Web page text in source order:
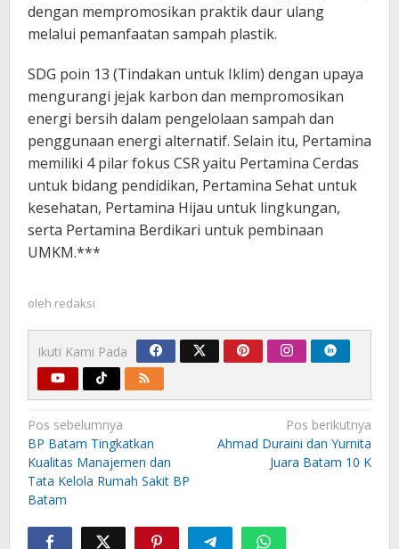
dengan mempromosikan praktik daur ulang
melalui pemanfaatan sampah plastik.
SDG poin 13 (Tindakan untuk Iklim) dengan upaya
mengurangi jejak karbon dan mempromosikan
energi bersih dalam pengelolaan sampah dan
penggunaan energi alternatif. Selain itu, Pertamina
memiliki 4 pilar fokus CSR yaitu Pertamina Cerdas
untuk bidang pendidikan, Pertamina Sehat untuk
kesehatan, Pertamina Hijau untuk lingkungan,
serta Pertamina Berdikari untuk pembinaan
UMKM.***
oleh redaksi
Ikuti Kami Pada
Navigasi
pos
Pos sebelumnya
BP Batam Tingkatkan
Kualitas Manajemen dan
Tata Kelola Rumah Sakit BP
Batam
Pos berikutnya
Ahmad Duraini dan Yurnita
Juara Batam 10 K